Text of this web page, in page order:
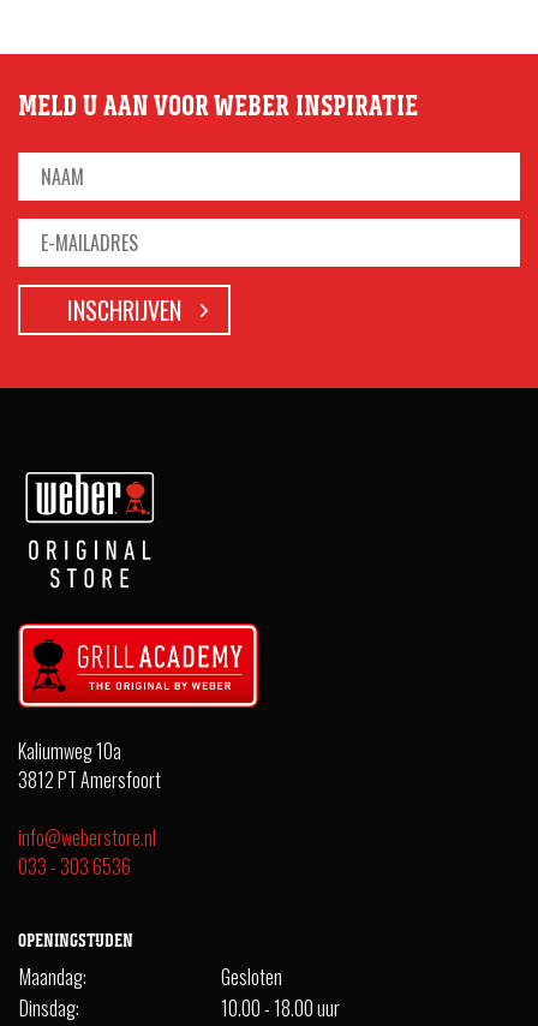
MELD U AAN VOOR WEBER INSPIRATIE
Kaliumweg 10a
3812 PT Amersfoort
info@weberstore.nl
033 - 303 6536
OPENINGSTIJDEN
Maandag:
Gesloten
Dinsdag:
10.00 - 18.00 uur